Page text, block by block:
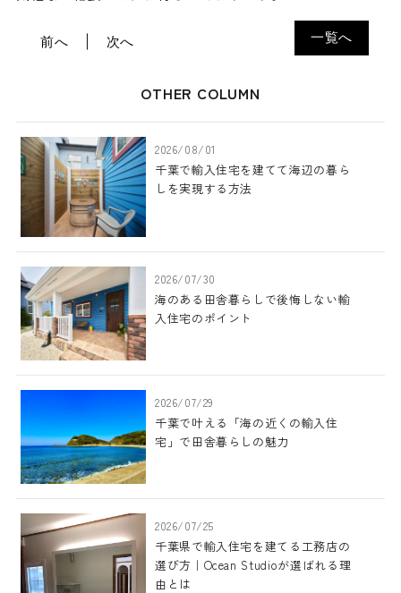
一覧へ
前へ 次へ
OTHER COLUMN
2026/08/01
千葉で輸入住宅を建てて海辺の暮ら
しを実現する方法
2026/07/30
海のある田舎暮らしで後悔しない輸
入住宅のポイント
2026/07/29
千葉で叶える「海の近くの輸入住
宅」で田舎暮らしの魅力
2026/07/25
千葉県で輸入住宅を建てる工務店の
選び方｜Ocean Studioが選ばれる理
由とは